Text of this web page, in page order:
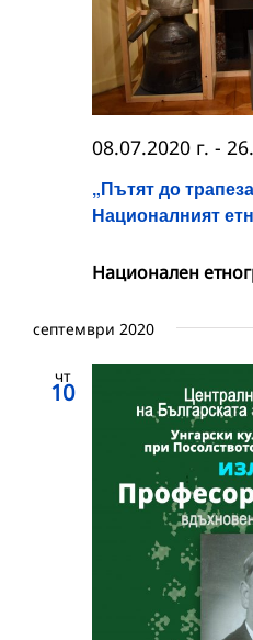
„Пътят до
Националният
08.07.2020 г. -
Национален
септември 2020
чт
10